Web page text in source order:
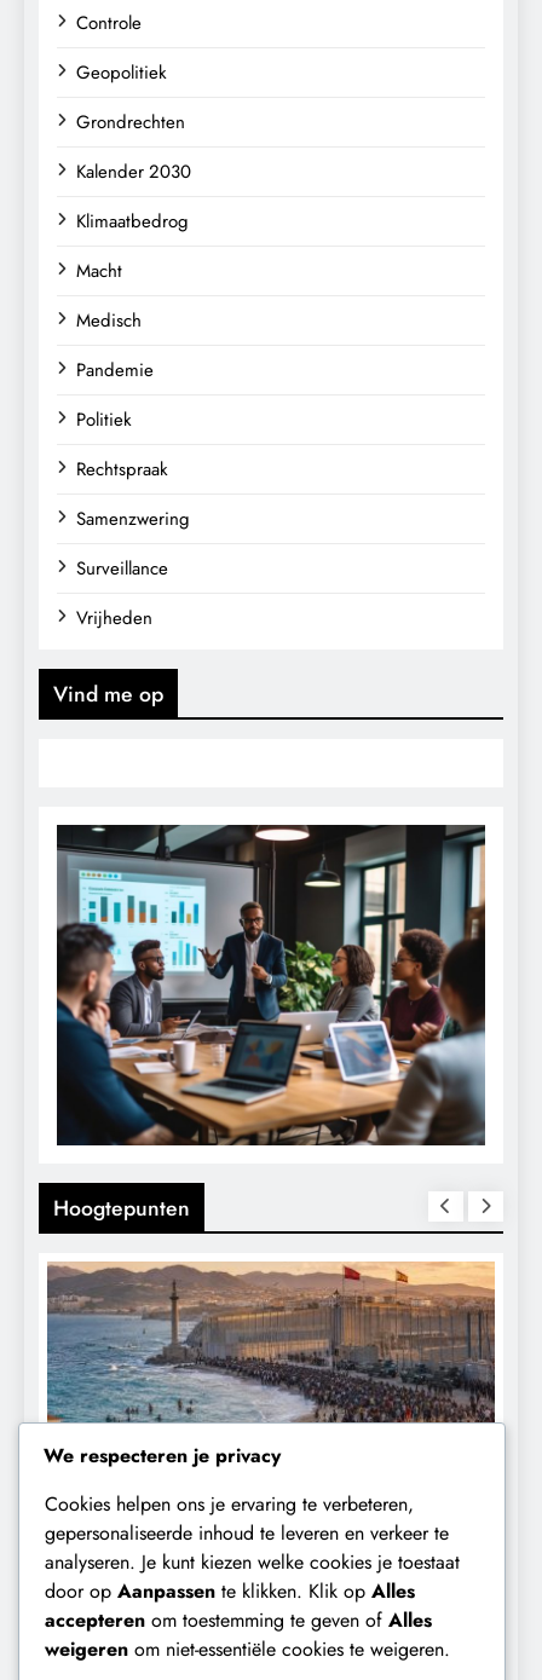
Controle
Geopolitiek
Grondrechten
Kalender 2030
Klimaatbedrog
Macht
Medisch
Pandemie
Politiek
Rechtspraak
Samenzwering
Surveillance
Vrijheden
Vind me op
Hoogtepunten
CONTROLE GEOPOLITIEK
Baudet waarschuwde al in 2020:
‘Stikstofbeleid is landjepik voor klimaat
en immigratie’.
We respecteren je privacy
Cookies helpen ons je ervaring te verbeteren,
gepersonaliseerde inhoud te leveren en verkeer te
analyseren. Je kunt kiezen welke cookies je toestaat
door op Aanpassen te klikken. Klik op Alles
accepteren om toestemming te geven of Alles
weigeren om niet-essentiële cookies te weigeren.